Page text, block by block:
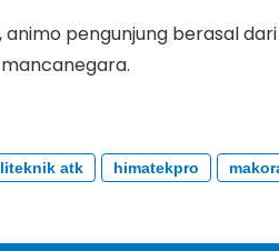
pengunjung berasal
atk himatekpro